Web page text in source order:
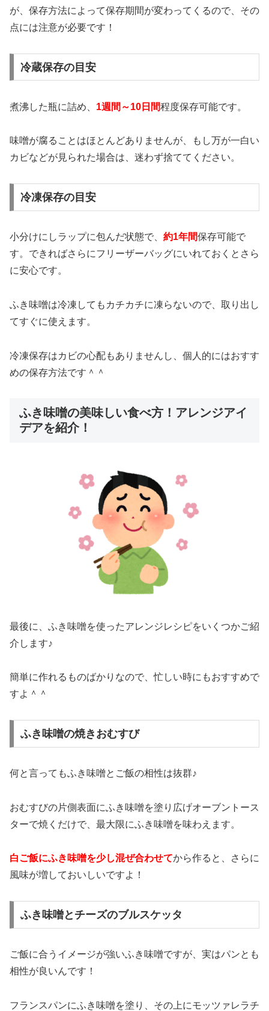
が、保存方法によって保存期間が変わってくるので、その
点には注意が必要です！
冷蔵保存の目安
煮沸した瓶に詰め、 1週間～10日間程度保存可能です。
味噌が腐ることはほとんどありませんが、もし万が一白い
カビなどが見られた場合は、迷わず捨ててください。
冷凍保存の目安
小分けにしラップに包んだ状態で、 約1年間保存可能で
す。できればさらにフリーザーバッグにいれておくとさら
に安心です。
ふき味噌は冷凍してもカチカチに凍らないので、取り出し
てすぐに使えます。
冷凍保存はカビの心配もありませんし、個人的にはおすす
めの保存方法です＾＾
ふき味噌の美味しい食べ方！アレンジアイ
デアを紹介！
最後に、ふき味噌を使ったアレンジレシピをいくつかご紹
介します♪
簡単に作れるものばかりなので、忙しい時にもおすすめで
すよ＾＾
ふき味噌の焼きおむすび
何と言ってもふき味噌とご飯の相性は抜群♪
おむすびの片側表面にふき味噌を塗り広げオーブントース
ターで焼くだけで、最大限にふき味噌を味わえます。
白ご飯にふき味噌を少し混ぜ合わせてから作ると、さらに
風味が増しておいしいですよ！
ふき味噌とチーズのブルスケッタ
ご飯に合うイメージが強いふき味噌ですが、実はパンとも
相性が良いんです！
フランスパンにふき味噌を塗り、その上にモッツァレラチ